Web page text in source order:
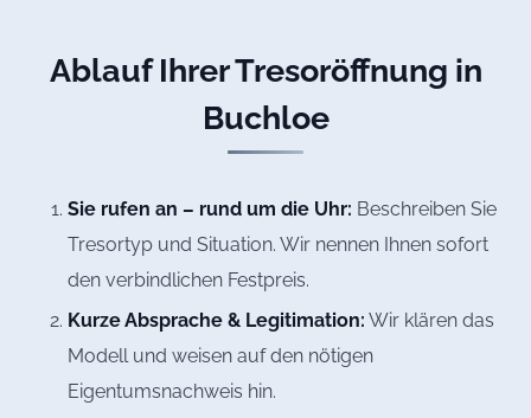
Ablauf Ihrer Tresoröffnung in
Buchloe
Sie rufen an – rund um die Uhr: Beschreiben Sie
Tresortyp und Situation. Wir nennen Ihnen sofort
den verbindlichen Festpreis.
Kurze Absprache & Legitimation: Wir klären das
Modell und weisen auf den nötigen
Eigentumsnachweis hin.